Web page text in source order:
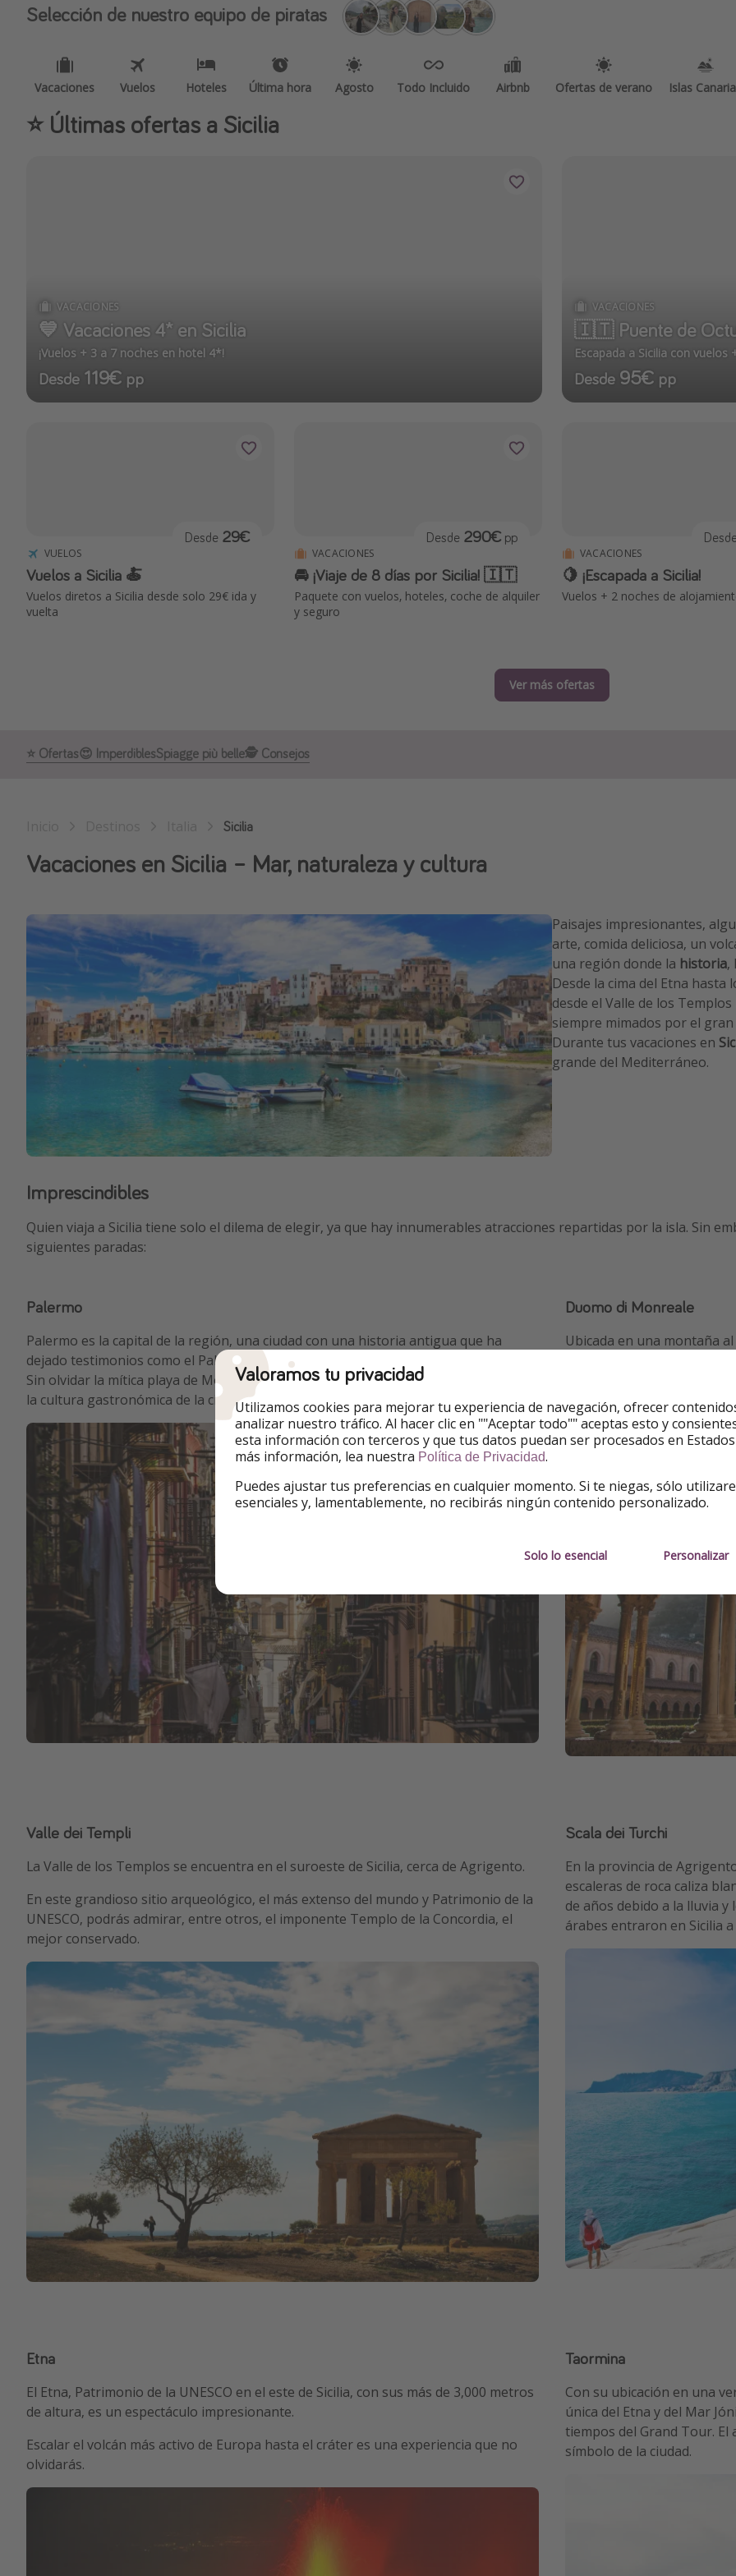
Selección de nuestro equipo de piratas
Vacaciones Vuelos Hoteles Última hora Agosto Todo Incluido Airbnb Ofertas de verano Islas
⭐️ Últimas ofertas a Sicilia
VACACIONES
💙 Vacaciones 4* en Sicilia
¡Vuelos + 3 a 7 noches en hotel 4*!
Desde 119€ pp
VACACIONES
🇮🇹 Puente de
Escapada a Sicilia con
Desde 95€ pp
VUELOS
Vuelos a Sicilia 🍝
Vuelos diretos a Sicilia desde solo 29€ ida y
vuelta
Desde 29€
VACACIONES
🚘 ¡Viaje de 8 días por Sicilia! 🇮🇹
Paquete con vuelos, hoteles, coche de alquiler
y seguro
Desde 290€ pp
VACACIONES
🍋 ¡Escapada a Sicilia!
Vuelos + 2 noches de
Desde
Ver más ofertas
⭐️ Ofertas😍 ImperdiblesSpiagge più belle🕵️ Consejos
Sicilia
Vacaciones en Sicilia – Mar, naturaleza y cultura
Paisajes impresionantes,
arte, comida deliciosa, un
una región donde la historia,
Desde la cima del Etna hasta
desde el Valle de los
siempre mimados por el
Durante tus vacaciones en
grande del Mediterráneo.
Imprescindibles
Quien viaja a Sicilia tiene solo el dilema de elegir, ya que hay innumerables atracciones repartidas por la isla. Sin
siguientes paradas:
Palermo
Palermo es la capital de la región, una ciudad con una historia antigua que ha
dejado testimonios como el Palacio de los Normandos o la Catedral de la Asunción.
Sin olvidar la mítica playa de Mondello y el mercado de Vucciria, centro también de
la cultura gastronómica de la ciudad
Duomo di Monreale
Ubicada en una montaña
delicia para los amantes
de la UNESCO. El duomo
magníficos mosaicos
Valle dei Templi
La Valle de los Templos se encuentra en el suroeste de Sicilia, cerca de Agrigento.
En este grandioso sitio arqueológico, el más extenso del mundo y Patrimonio de la
UNESCO, podrás admirar, entre otros, el imponente Templo de la Concordia, el
mejor conservado.
Scala dei Turchi
En la provincia de
escaleras de roca caliza
de años debido a la lluvia
árabes entraron en Sicilia
Etna
El Etna, Patrimonio de la UNESCO en el este de Sicilia, con sus más de 3,000 metros
de altura, es un espectáculo impresionante.
Escalar el volcán más activo de Europa hasta el cráter es una experiencia que no
olvidarás.
Taormina
Con su ubicación en una
única del Etna y del Mar
tiempos del Grand Tour.
símbolo de la ciudad.
Valoramos tu privacidad
Utilizamos cookies para mejorar tu experiencia de navegación, ofrecer
analizar nuestro tráfico. Al hacer clic en ""Aceptar todo"" aceptas esto y
esta información con terceros y que tus datos puedan ser procesados en Estados
más información, lea nuestra Política de Privacidad.
Puedes ajustar tus preferencias en cualquier momento. Si te niegas, sólo
esenciales y, lamentablemente, no recibirás ningún contenido personalizado.
Solo lo esencial Personalizar